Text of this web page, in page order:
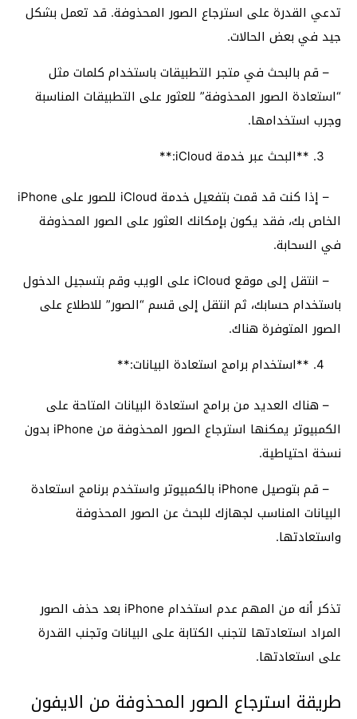
تدعي القدرة على استرجاع الصور المحذوفة. قد تعمل بشكل
جيد في بعض الحالات.
– قم بالبحث في متجر التطبيقات باستخدام كلمات مثل
“استعادة الصور المحذوفة” للعثور على التطبيقات المناسبة
وجرب استخدامها.
**البحث عبر خدمة iCloud:**
– إذا كنت قد قمت بتفعيل خدمة iCloud للصور على iPhone
الخاص بك، فقد يكون بإمكانك العثور على الصور المحذوفة
في السحابة.
– انتقل إلى موقع iCloud على الويب وقم بتسجيل الدخول
باستخدام حسابك، ثم انتقل إلى قسم “الصور” للاطلاع على
الصور المتوفرة هناك.
**استخدام برامج استعادة البيانات:**
– هناك العديد من برامج استعادة البيانات المتاحة على
الكمبيوتر يمكنها استرجاع الصور المحذوفة من iPhone بدون
نسخة احتياطية.
– قم بتوصيل iPhone بالكمبيوتر واستخدم برنامج استعادة
البيانات المناسب لجهازك للبحث عن الصور المحذوفة
واستعادتها.
تذكر أنه من المهم عدم استخدام iPhone بعد حذف الصور
المراد استعادتها لتجنب الكتابة على البيانات وتجنب القدرة
على استعادتها.
طريقة استرجاع الصور المحذوفة من الايفون